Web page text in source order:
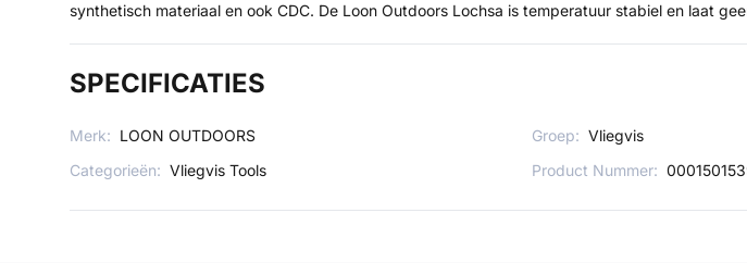
synthetisch materiaal en ook CDC. De Loon Outdoors Lochsa is temperatuur stabiel en laat
SPECIFICATIES
Merk: LOON OUTDOORS Groep: Vliegvis
Categorieën: Vliegvis Tools Product Nummer: